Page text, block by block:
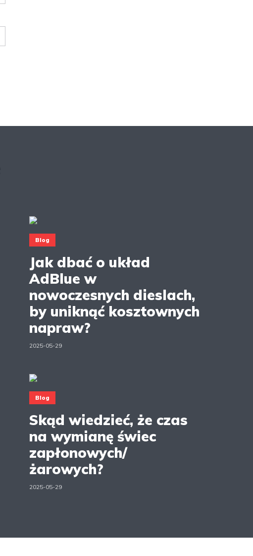
Blog
Jak dbać o układ
AdBlue w
nowoczesnych dieslach,
by uniknąć kosztownych
napraw?
2025-05-29
Blog
Skąd wiedzieć, że czas
na wymianę świec
zapłonowych/
żarowych?
2025-05-29